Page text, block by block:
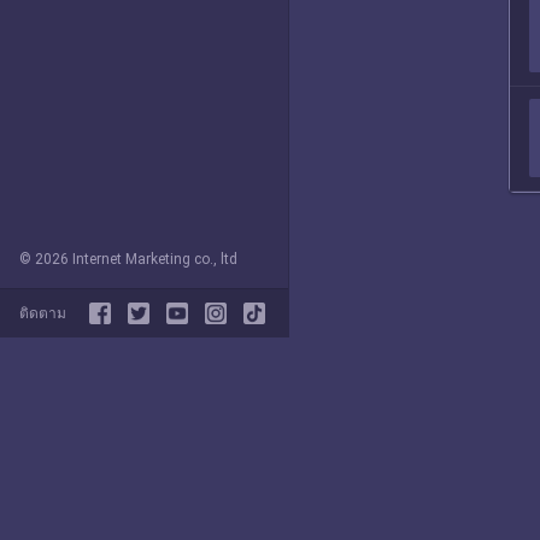
© 2026 Internet Marketing co., ltd
ติดตาม